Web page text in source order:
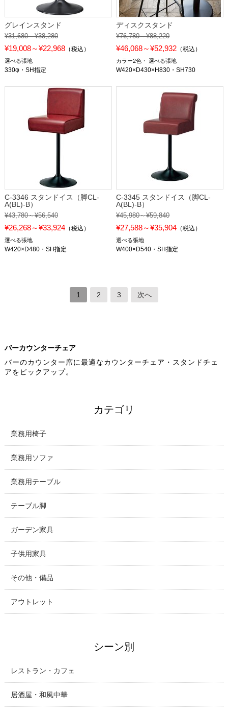
グレインスタンド
¥31,680～¥38,280
¥19,008～¥22,968（税込）
選べる張地
330φ・SH指定
ディスクスタンド
¥76,780～¥88,220
¥46,068～¥52,932 （税込）
カラー2色 選べる張地
W420×D430×H830・SH730
C-3346 スタンドイス（脚CL-
A(BL)-B）
¥43,780～¥56,540
¥26,268～¥33,924（税込）
選べる張地
W420×D480・SH指定
C-3345 スタンドイス（脚CL-
A(BL)-B）
¥45,980～¥59,840
¥27,588～¥35,904 （税込）
選べる張地
W400×D540・SH指定
1 2 3 次へ
バーカウンターチェア
バーのカウンター席に最適なカウンターチェア・スタンドチェ
アをピックアップ。
カテゴリ
業務用椅子
業務用ソファ
業務用テーブル
テーブル脚
ガーデン家具
子供用家具
その他・備品
アウトレット
シーン別
レストラン・カフェ
居酒屋・和風中華